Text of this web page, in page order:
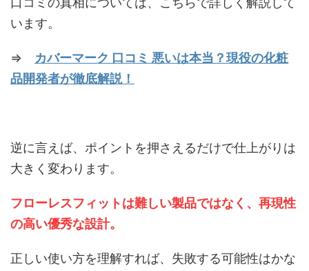
います。
⇒ カバーマーク 口コミ 悪いは本当？現役の化粧
品開発者が徹底解説！
逆に言えば、ポイントを押さえるだけで仕上がりは
大きく変わります。
フローレスフィットは難しい製品ではなく、再現性
の高い優秀な設計。
正しい使い方を理解すれば、失敗する可能性はかな